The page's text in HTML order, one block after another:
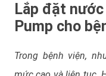
Lắp đặt
Pump cho
Trong bệnh viện,